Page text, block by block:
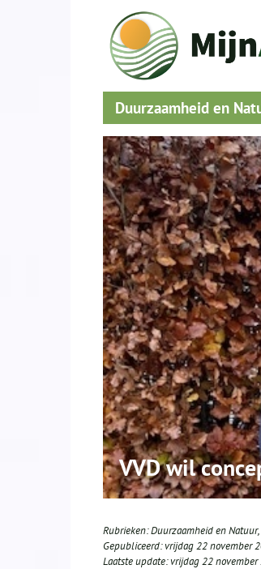
Duurzaamheid en
VVD wil
Rubrieken:Duurzaamheid en Natuur,
Gepubliceerd:vrijdag 22 november
Laatste update:vrijdag 22